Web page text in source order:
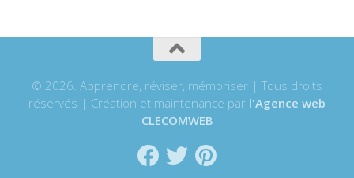
© 2026. Apprendre, réviser, mémoriser | Tous droits
réservés | Création et maintenance par l'Agence web
CLECOMWEB